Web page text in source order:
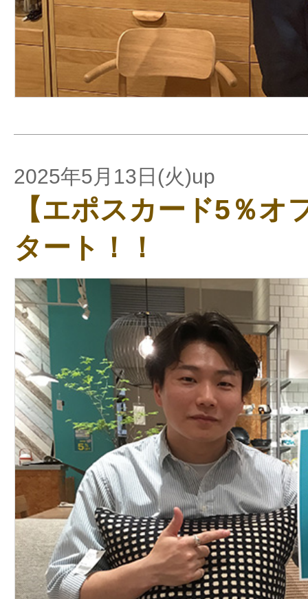
2025年5月13日(火)up
【エポスカード5％オ
タート！！